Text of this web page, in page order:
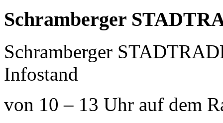
Schramberger
Schramberger
Infostand
von 10 – 13 Uhr auf dem